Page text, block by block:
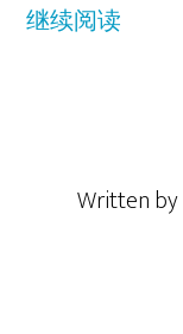
继续阅读
Written by